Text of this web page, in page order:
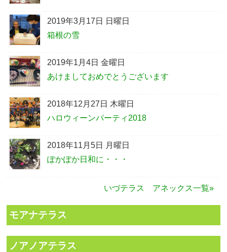
2019年3月17日 日曜日
箱根の雪
2019年1月4日 金曜日
あけましておめでとうございます
2018年12月27日 木曜日
ハロウィーンパーティ2018
2018年11月5日 月曜日
ぽかぽか日和に・・・
いづテラス アネックス一覧»
モアナテラス
ノアノアテラス